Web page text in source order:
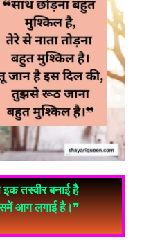
तस्वीर बनाई है
आग लगाई है।❞